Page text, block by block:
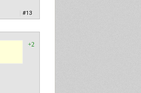
#13
+2